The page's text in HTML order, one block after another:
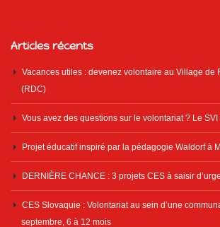
Articles récents
Vacances utiles : devenez volontaire au Village de
(RDC)
Vous avez des questions sur le volontariat ? Le
Projet éducatif inspiré par la pédagogie Waldorf à
DERNIÈRE CHANCE : 3 projets CES à saisir
CES Slovaquie : Volontariat au sein d’une
septembre, 6 à 12 mois